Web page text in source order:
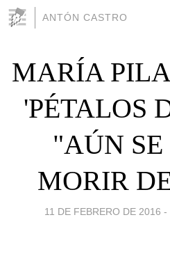
ANTÓN CASTRO
MARÍA
'PÉTALOS
"AÚN SE
MORIR
11 DE FEBRERO DE 2016 -